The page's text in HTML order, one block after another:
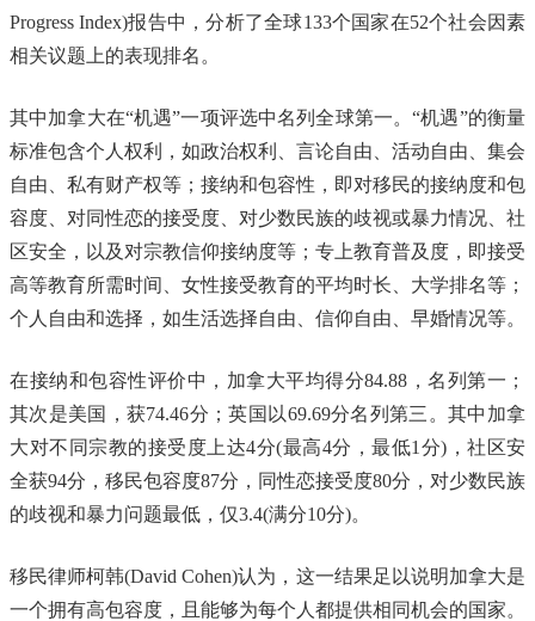
Progress Index)报告中，分析了全球133个国家在52个社会因素
相关议题上的表现排名。
其中加拿大在“机遇”一项评选中名列全球第一。“机遇”的衡量
标准包含个人权利，如政治权利、言论自由、活动自由、集会
自由、私有财产权等；接纳和包容性，即对移民的接纳度和包
容度、对同性恋的接受度、对少数民族的歧视或暴力情况、社
区安全，以及对宗教信仰接纳度等；专上教育普及度，即接受
高等教育所需时间、女性接受教育的平均时长、大学排名等；
个人自由和选择，如生活选择自由、信仰自由、早婚情况等。
在接纳和包容性评价中，加拿大平均得分84.88，名列第一；
其次是美国，获74.46分；英国以69.69分名列第三。其中加拿
大对不同宗教的接受度上达4分(最高4分，最低1分)，社区安
全获94分，移民包容度87分，同性恋接受度80分，对少数民族
的歧视和暴力问题最低，仅3.4(满分10分)。
移民律师柯韩(David Cohen)认为，这一结果足以说明加拿大是
一个拥有高包容度，且能够为每个人都提供相同机会的国家。